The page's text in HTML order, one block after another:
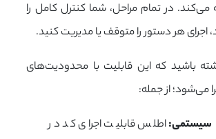
می‌کند. در تمام مراحل، شما کنترل کامل را
اجرای هر دستور را متوقف یا مدیریت کنید.
باشید که این قابلیت با محدودیت‌های
می‌شود؛ از جمله:
سیستمی:اطلس قابلیت اجرای کد در